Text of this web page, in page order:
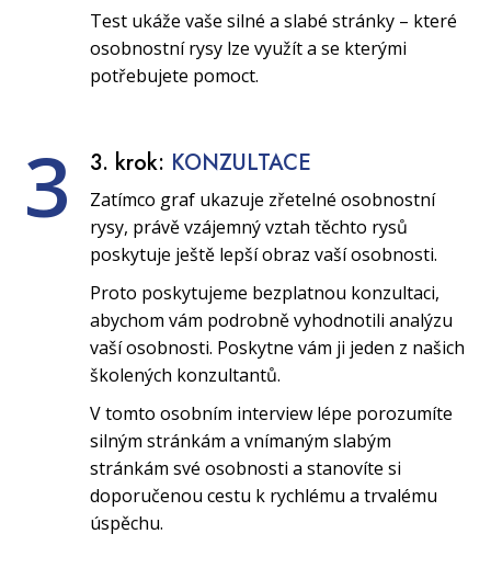
Test ukáže vaše silné a slabé stránky – které
osobnostní rysy lze využít a se kterými
potřebujete pomoct.
3 3. krok: KONZULTACE
Zatímco graf ukazuje zřetelné osobnostní
rysy, právě vzájemný vztah těchto rysů
poskytuje ještě lepší obraz vaší osobnosti.
Proto poskytujeme bezplatnou konzultaci,
abychom vám podrobně vyhodnotili analýzu
vaší osobnosti. Poskytne vám ji jeden z našich
školených konzultantů.
V tomto osobním interview lépe porozumíte
silným stránkám a vnímaným slabým
stránkám své osobnosti a stanovíte si
doporučenou cestu k rychlému a trvalému
úspěchu.